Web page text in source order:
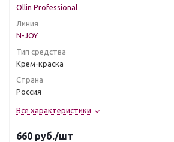
Ollin Professional
Линия
N-JOY
Тип средства
Крем-краска
Страна
Россия
Все характеристики
660 руб./шт